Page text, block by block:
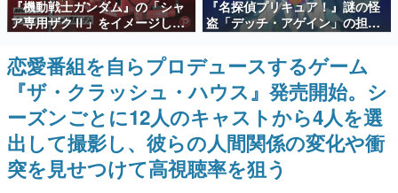
SNS拡散数が数千以上！ ページビュー数万以上！ などな
ど。多くの人々に読まれた、電ファミ渾身の“殿堂入り”記
事をまとめました。
ゲームの企画書
名作ゲームクリエイターの方々に製作時のエピソードをお
聞きし、ヒットする企画（ゲーム）とは何か？を探ってい
きます。
赫本
この物語を解いてはいけない。『赫本』は、〈試験問題〉
の形をした短編ホラー小説集です。
『機動戦士ガンダム』の「シャ
ア専用ザクⅡ」をイメージした
散水ホースリールが予約開始。
本体にはシャアのパーソナルマ
ークやジオン公国軍のエンブレ
ム、型式番号などを配置
『名探偵プリキュア！』謎の怪
盗「デッチ・アゲイン」の担当
キャストは天﨑滉平さんと判
明。『Re:ゼロから始める異世
界生活』オットー役、『ヒプノ
シスマイク』山田三郎役など
恋愛番組を自らプロデュースするゲーム
『ザ・クラッシュ・ハウス』発売開始。シ
ーズンごとに12人のキャストから4人を選
出して撮影し、彼らの人間関係の変化や衝
突を見せつけて高視聴率を狙う